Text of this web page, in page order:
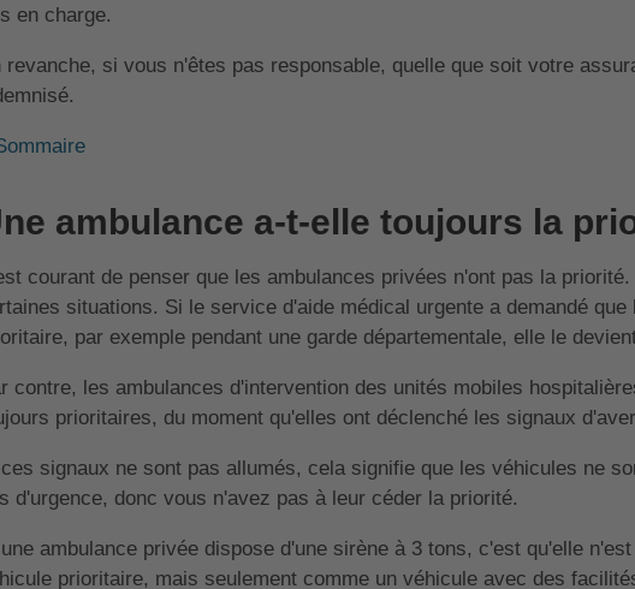
en charge.
revanche, si vous n'êtes pas responsable, quelle que soit votre
ambulance a-t-elle toujours la
courant de penser que les ambulances privées n'ont pas la
situations. Si le service d'aide médical urgente a demandé
par exemple pendant une garde départementale, elle le
contre, les ambulances d'intervention des unités mobiles
prioritaires, du moment qu'elles ont déclenché les signaux
signaux ne sont pas allumés, cela signifie que les véhicules ne
d'urgence, donc vous n'avez pas à leur céder la priorité.
ambulance privée dispose d'une sirène à 3 tons, c'est qu'elle
prioritaire, mais seulement comme un véhicule avec des